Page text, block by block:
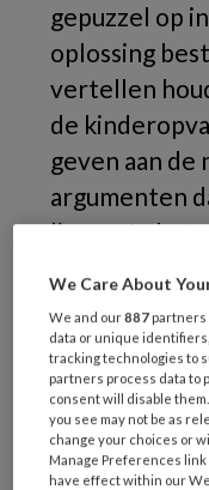
gepuzzel op
oplossing
vertellen
de
geven aan
argumenten
liggen. In het
uurtarief.
Over
We Care About
We and our887 partners
data or unique
tracking technologies to
partners process data to
consent will disable
you see may not be as
change your choices or
Manage Preferences link
have effect within our